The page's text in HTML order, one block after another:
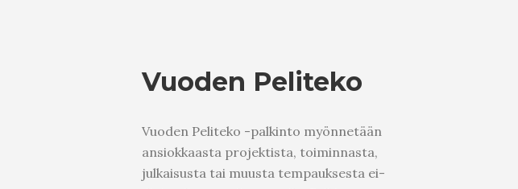
Vuoden Peliteko
Vuoden Peliteko -palkinto myönnetään
ansiokkaasta projektista, toiminnasta,
julkaisusta tai muusta tempauksesta ei-